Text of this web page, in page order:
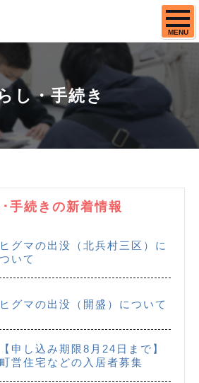
MENU
し・手続き
･手続きの新着情報
ヒグマの出没（北兵村三区）に
ついて
ヒグマの出没（開盛）について
【申し込み期限8月24日まで】
町営住宅などの入居者募集